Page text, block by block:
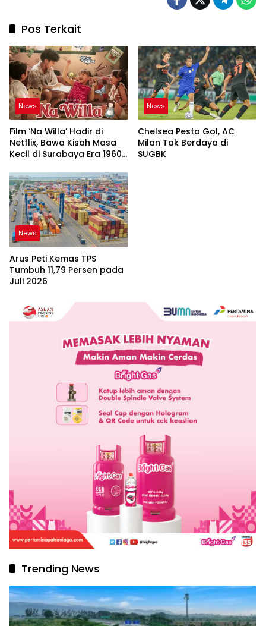
Pos Terkait
News
Film ‘Na Willa’ Hadir di
Netflix, Bawa Kisah Masa
Kecil di Surabaya Era 1960-
News
Chelsea Pesta Gol, AC
Milan Tak Berdaya di
SUGBK
News
Arus Peti Kemas TPS
Tumbuh 11,79 Persen pada
Juli 2026
Trending News